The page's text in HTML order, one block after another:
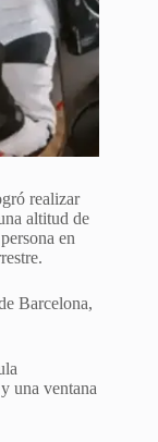
realizar
altitud de
en
Barcelona,
una ventana